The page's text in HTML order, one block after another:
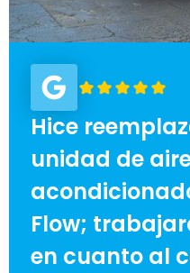
Hice
unidad de
Flow;
en cuanto al